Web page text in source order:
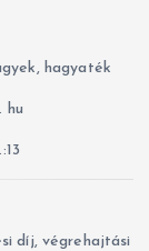
hagyaték
hu
díj, végrehajtási